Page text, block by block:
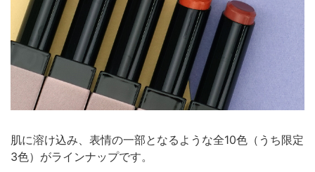
肌に溶け込み、表情の一部となるような全10色（うち限定
3色）がラインナップです。